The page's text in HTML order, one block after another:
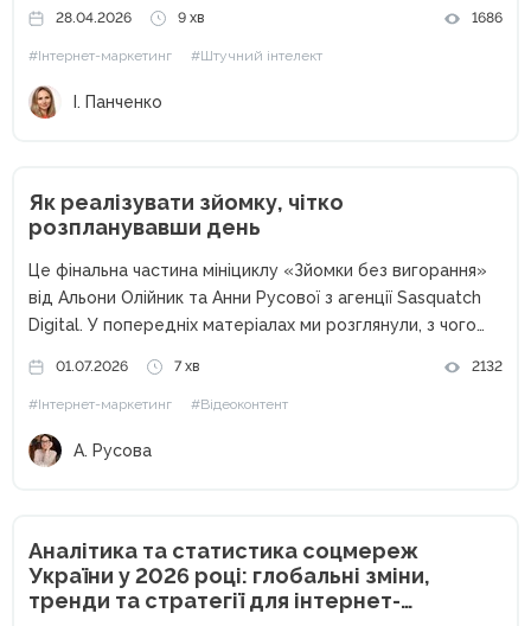
взагалі працює. На практиці у багатьох малих і середніх...
28.04.2026 9 хв 1686
#Інтернет-маркетинг #Штучний інтелект
І. Панченко
Як реалізувати зйомку, чітко
розпланувавши день
Це фінальна частина мініциклу «Зйомки без вигорання»
від Альони Олійник та Анни Русової з агенції Sasquatch
Digital. У попередніх матеріалах ми розглянули, з чого
мудборду. А також — як підготувати команду, реквізит,
локацію, не витративши...
01.07.2026 7 хв 2132
#Інтернет-маркетинг #Відеоконтент
А. Русова
Аналітика та статистика соцмереж
України у 2026 році: глобальні зміни,
тренди та стратегії для інтернет-